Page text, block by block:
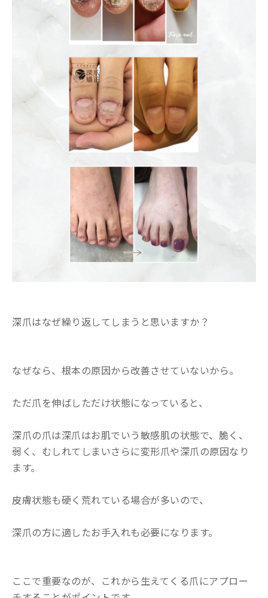
深爪はなぜ繰り返してしまうと思いますか？
なぜなら、根本の原因から改善させていないから。
ただ爪を伸ばしただけ状態になっていると、
深爪の爪は深爪はお肌でいう敏感肌の状態で、脆く、
弱く、むしれてしまいさらに変形爪や深爪の原因なり
ます。
皮膚状態も硬く荒れている場合が多いので、
深爪の方に適したお手入れも必要になります。
ここで重要なのが、これから生えてくる爪にアプロー